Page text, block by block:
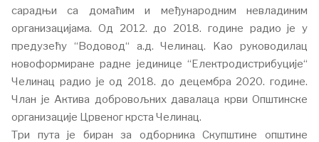
сарадњи са домаћим и међународним невладиним
организацијама. Од 2012. до 2018. године радио је у
предузећу “Водовод“ а.д. Челинац. Kao руководилац
новоформиране радне јединице “Електродистрибуције“
Челинац радио је од 2018. до децембра 2020. године.
Члан је Актива добровољних давалаца крви Општинске
организације Црвеног крста Челинац.
Три пута је биран за одборника Скупштине општине